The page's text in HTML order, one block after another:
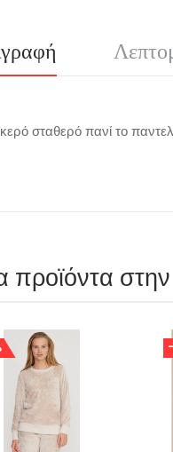
σταθερό πανί το
προϊόντα στην